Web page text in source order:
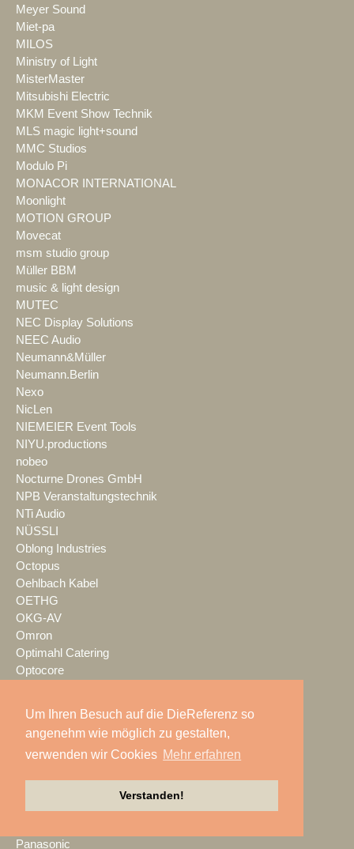
Um Ihren Besuch auf die DieReferenz so
angenehm wie möglich zu gestalten,
verwenden wir Cookies Mehr erfahren
Verstanden!
Meyer Sound
Miet-pa
MILOS
Ministry of Light
MisterMaster
Mitsubishi Electric
MKM Event Show Technik
MLS magic light+sound
MMC Studios
Modulo Pi
MONACOR INTERNATIONAL
Moonlight
MOTION GROUP
Movecat
msm studio group
Müller BBM
music & light design
MUTEC
NEC Display Solutions
NEEC Audio
Neumann&Müller
Neumann.Berlin
Nexo
NicLen
NIEMEIER Event Tools
NIYU.productions
nobeo
Nocturne Drones GmbH
NPB Veranstaltungstechnik
NTi Audio
NÜSSLI
Oblong Industries
Octopus
Oehlbach Kabel
OETHG
OKG-AV
Omron
Optimahl Catering
Optocore
Otto Events
P2 Veranstaltungstechnik
PA-Line
Pan Acoustics
Panasonic